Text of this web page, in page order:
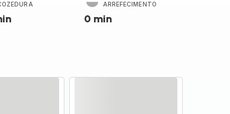
ARREFECIMENTO
0 min